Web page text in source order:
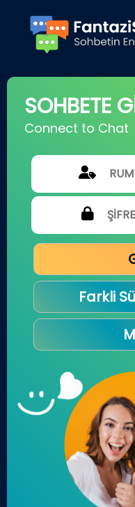
SOHBETE
Connect to Chat
Farkli